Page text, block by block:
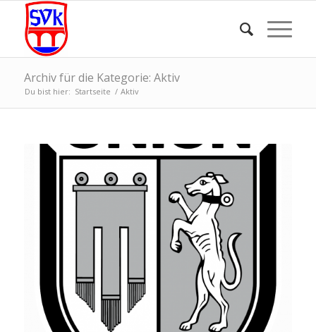
Archiv für die Kategorie: Aktiv
Du bist hier: Startseite / Aktiv